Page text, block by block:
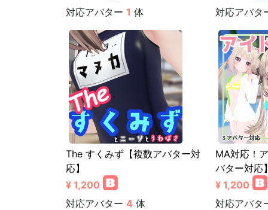
対応アバター 1 体
対応アバタ
The すくみず【複数アバター対
応】
¥ 1,200
対応アバター 4 体
MA対応！
バター対応
¥ 1,200
対応アバタ